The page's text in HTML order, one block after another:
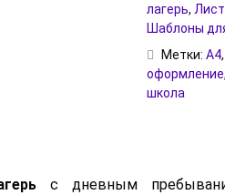
лагерь,
Шаблоны
Метки: А4,
оформление,
школа
с дневным